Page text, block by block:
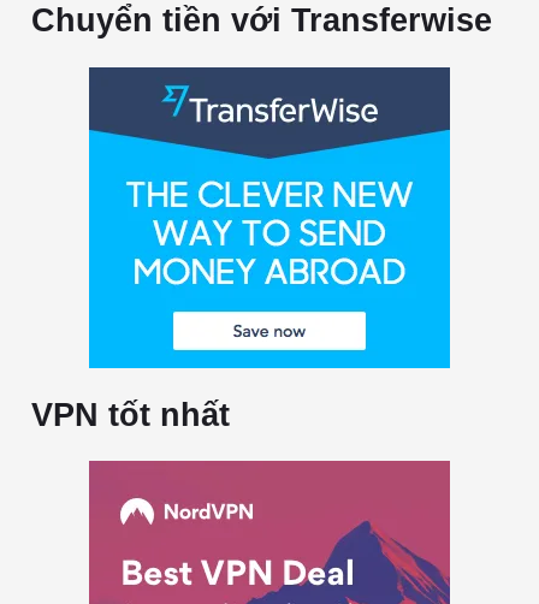
Chuyển tiền với Transferwise
VPN tốt nhất